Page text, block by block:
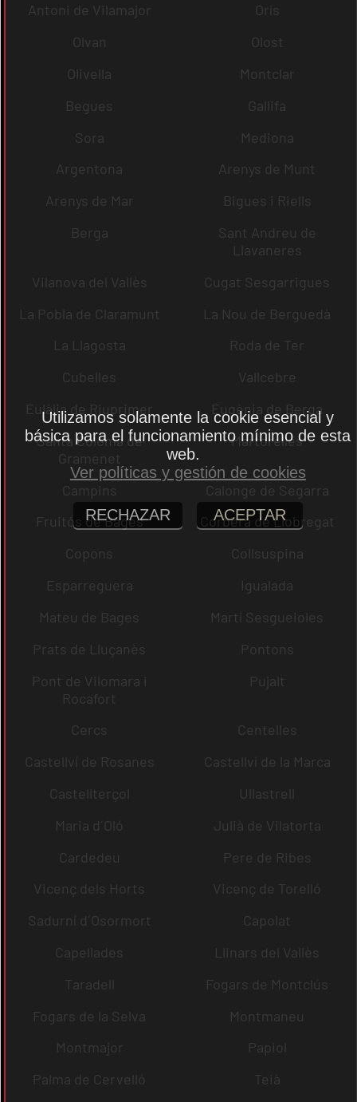
Antoni de Vilamajor
Orís
Olvan
Olost
Olivella
Montclar
Begues
Gallifa
Sora
Mediona
Argentona
Arenys de Munt
Arenys de Mar
Bigues i Riells
Berga
Sant Andreu de
Llavaneres
Vilanova del Vallès
Cugat Sesgarrigues
La Pobla de Claramunt
La Nou de Berguedà
La Llagosta
Roda de Ter
Cubelles
Vallcebre
Eulàlia de Riuprimer
Eugènia de Berga
Santa Coloma de
Gramenet
Martorelles
Campins
Calonge de Segarra
Fruitós de Bages
Corbera de Llobregat
Copons
Collsuspina
Esparreguera
Igualada
Mateu de Bages
Martí Sesgueioles
Prats de Lluçanès
Pontons
Pont de Vilomara i
Rocafort
Pujalt
Cercs
Centelles
Castellví de Rosanes
Castellví de la Marca
Castellterçol
Ullastrell
Maria d´Oló
Julià de Vilatorta
Cardedeu
Pere de Ribes
Vicenç dels Horts
Vicenç de Torelló
Sadurní d´Osormort
Capolat
Capellades
Llinars del Vallès
Taradell
Fogars de Montclús
Fogars de la Selva
Montmaneu
Montmajor
Papiol
Palma de Cervelló
Teià
Utilizamos solamente la cookie esencial y
básica para el funcionamiento mínimo de esta
web.
Ver políticas y gestión de cookies
RECHAZAR ACEPTAR